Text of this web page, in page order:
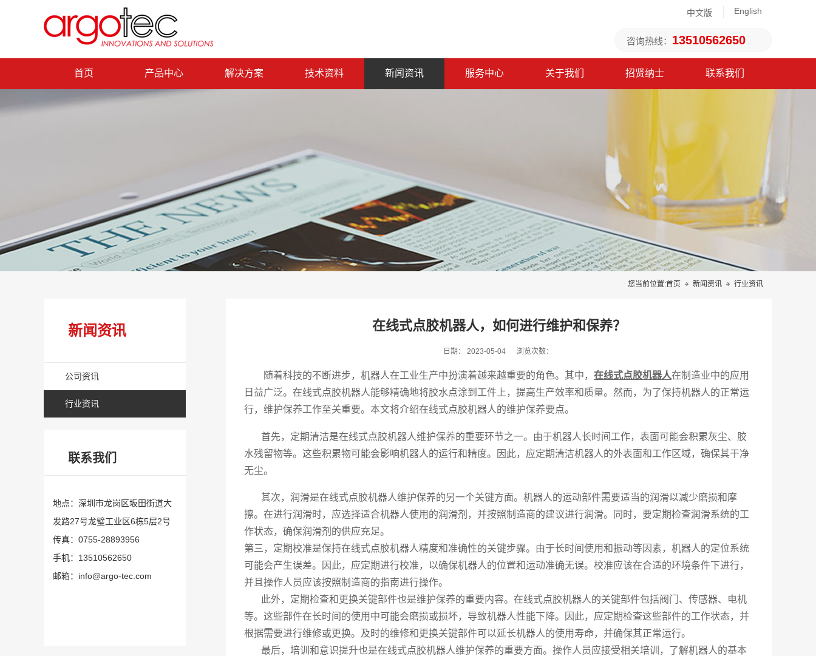
English
中文版
咨询热线： 13510562650
首页 产品中心 解决方案 技术资料 新闻资讯 服务中心 关于我们 招贤纳士 联系我们
您当前位置:首页 新闻资讯 行业资讯
新闻资讯
公司资讯
行业资讯
联系我们
地点：深圳市龙岗区坂田街道大
发路27号龙璧工业区6栋5层2号
传真：0755-28893956
手机：13510562650
邮箱：info@argo-tec.com
在线式点胶机器人，如何进行维护和保养？
日期： 2023-05-04 浏览次数：
随着科技的不断进步，机器人在工业生产中扮演着越来越重要的角色。其中， 在线式点胶机器人在制造业中的应用
日益广泛。在线式点胶机器人能够精确地将胶水点涂到工件上，提高生产效率和质量。然而，为了保持机器人的正常运
行，维护保养工作至关重要。本文将介绍在线式点胶机器人的维护保养要点。
首先，定期清洁是在线式点胶机器人维护保养的重要环节之一。由于机器人长时间工作，表面可能会积累灰尘、胶
水残留物等。这些积累物可能会影响机器人的运行和精度。因此，应定期清洁机器人的外表面和工作区域，确保其干净
无尘。
其次，润滑是在线式点胶机器人维护保养的另一个关键方面。机器人的运动部件需要适当的润滑以减少磨损和摩
擦。在进行润滑时，应选择适合机器人使用的润滑剂，并按照制造商的建议进行润滑。同时，要定期检查润滑系统的工
作状态，确保润滑剂的供应充足。
第三，定期校准是保持在线式点胶机器人精度和准确性的关键步骤。由于长时间使用和振动等因素，机器人的定位系统
可能会产生误差。因此，应定期进行校准，以确保机器人的位置和运动准确无误。校准应该在合适的环境条件下进行，
并且操作人员应该按照制造商的指南进行操作。
此外，定期检查和更换关键部件也是维护保养的重要内容。在线式点胶机器人的关键部件包括阀门、传感器、电机
等。这些部件在长时间的使用中可能会磨损或损坏，导致机器人性能下降。因此，应定期检查这些部件的工作状态，并
根据需要进行维修或更换。及时的维修和更换关键部件可以延长机器人的使用寿命，并确保其正常运行。
最后，培训和意识提升也是在线式点胶机器人维护保养的重要方面。操作人员应接受相关培训，了解机器人的基本